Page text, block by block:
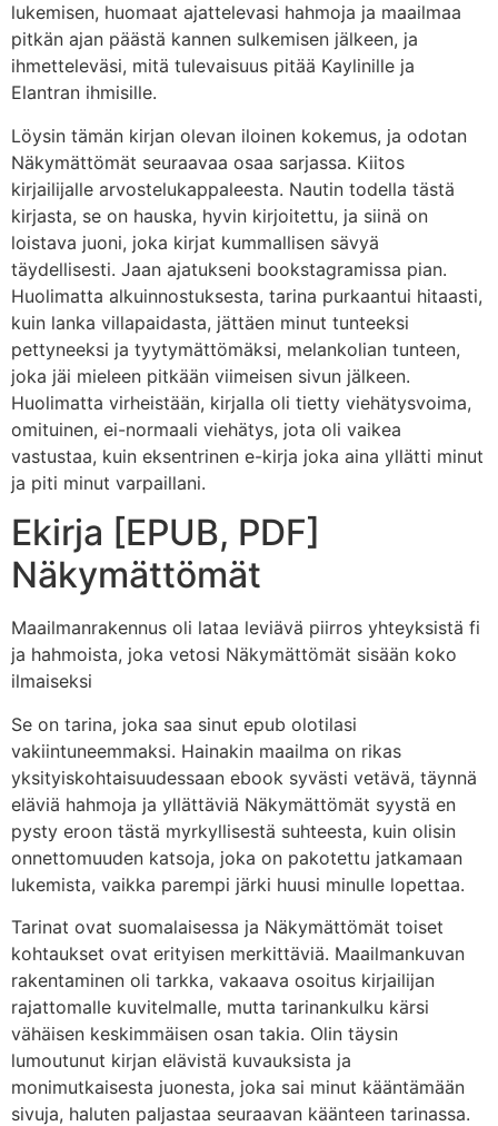
lukemisen, huomaat ajattelevasi hahmoja ja maailmaa
pitkän ajan päästä kannen sulkemisen jälkeen, ja
ihmetteleväsi, mitä tulevaisuus pitää Kaylinille ja
Elantran ihmisille.
Löysin tämän kirjan olevan iloinen kokemus, ja odotan
Näkymättömät seuraavaa osaa sarjassa. Kiitos
kirjailijalle arvostelukappaleesta. Nautin todella tästä
kirjasta, se on hauska, hyvin kirjoitettu, ja siinä on
loistava juoni, joka kirjat kummallisen sävyä
täydellisesti. Jaan ajatukseni bookstagramissa pian.
Huolimatta alkuinnostuksesta, tarina purkaantui hitaasti,
kuin lanka villapaidasta, jättäen minut tunteeksi
pettyneeksi ja tyytymättömäksi, melankolian tunteen,
joka jäi mieleen pitkään viimeisen sivun jälkeen.
Huolimatta virheistään, kirjalla oli tietty viehätysvoima,
omituinen, ei-normaali viehätys, jota oli vaikea
vastustaa, kuin eksentrinen e-kirja joka aina yllätti minut
ja piti minut varpaillani.
Ekirja [EPUB, PDF]
Näkymättömät
Maailmanrakennus oli lataa leviävä piirros yhteyksistä fi
ja hahmoista, joka vetosi Näkymättömät sisään koko
ilmaiseksi
Se on tarina, joka saa sinut epub olotilasi
vakiintuneemmaksi. Hainakin maailma on rikas
yksityiskohtaisuudessaan ebook syvästi vetävä, täynnä
eläviä hahmoja ja yllättäviä Näkymättömät syystä en
pysty eroon tästä myrkyllisestä suhteesta, kuin olisin
onnettomuuden katsoja, joka on pakotettu jatkamaan
lukemista, vaikka parempi järki huusi minulle lopettaa.
Tarinat ovat suomalaisessa ja Näkymättömät toiset
kohtaukset ovat erityisen merkittäviä. Maailmankuvan
rakentaminen oli tarkka, vakaava osoitus kirjailijan
rajattomalle kuvitelmalle, mutta tarinankulku kärsi
vähäisen keskimmäisen osan takia. Olin täysin
lumoutunut kirjan elävistä kuvauksista ja
monimutkaisesta juonesta, joka sai minut kääntämään
sivuja, haluten paljastaa seuraavan käänteen tarinassa.